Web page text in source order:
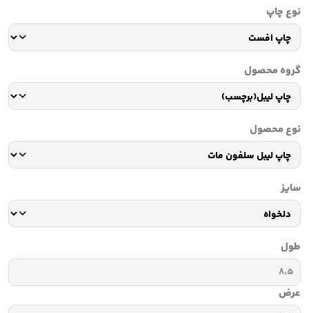
نوع چاپ
گروه محصول
نوع محصول
سایز
طول
عرض